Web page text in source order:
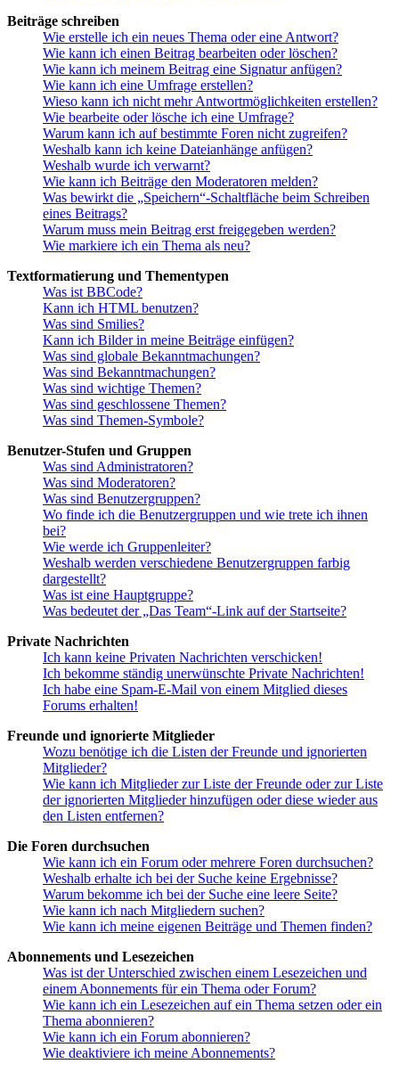
Beiträge schreiben
Wie erstelle ich ein neues Thema oder eine Antwort?
Wie kann ich einen Beitrag bearbeiten oder löschen?
Wie kann ich meinem Beitrag eine Signatur anfügen?
Wie kann ich eine Umfrage erstellen?
Wieso kann ich nicht mehr Antwortmöglichkeiten erstellen?
Wie bearbeite oder lösche ich eine Umfrage?
Warum kann ich auf bestimmte Foren nicht zugreifen?
Weshalb kann ich keine Dateianhänge anfügen?
Weshalb wurde ich verwarnt?
Wie kann ich Beiträge den Moderatoren melden?
Was bewirkt die „Speichern“-Schaltfläche beim Schreiben
eines Beitrags?
Warum muss mein Beitrag erst freigegeben werden?
Wie markiere ich ein Thema als neu?
Textformatierung und Thementypen
Was ist BBCode?
Kann ich HTML benutzen?
Was sind Smilies?
Kann ich Bilder in meine Beiträge einfügen?
Was sind globale Bekanntmachungen?
Was sind Bekanntmachungen?
Was sind wichtige Themen?
Was sind geschlossene Themen?
Was sind Themen-Symbole?
Benutzer-Stufen und Gruppen
Was sind Administratoren?
Was sind Moderatoren?
Was sind Benutzergruppen?
Wo finde ich die Benutzergruppen und wie trete ich ihnen
bei?
Wie werde ich Gruppenleiter?
Weshalb werden verschiedene Benutzergruppen farbig
dargestellt?
Was ist eine Hauptgruppe?
Was bedeutet der „Das Team“-Link auf der Startseite?
Private Nachrichten
Ich kann keine Privaten Nachrichten verschicken!
Ich bekomme ständig unerwünschte Private Nachrichten!
Ich habe eine Spam-E-Mail von einem Mitglied dieses
Forums erhalten!
Freunde und ignorierte Mitglieder
Wozu benötige ich die Listen der Freunde und ignorierten
Mitglieder?
Wie kann ich Mitglieder zur Liste der Freunde oder zur Liste
der ignorierten Mitglieder hinzufügen oder diese wieder aus
den Listen entfernen?
Die Foren durchsuchen
Wie kann ich ein Forum oder mehrere Foren durchsuchen?
Weshalb erhalte ich bei der Suche keine Ergebnisse?
Warum bekomme ich bei der Suche eine leere Seite?
Wie kann ich nach Mitgliedern suchen?
Wie kann ich meine eigenen Beiträge und Themen finden?
Abonnements und Lesezeichen
Was ist der Unterschied zwischen einem Lesezeichen und
einem Abonnements für ein Thema oder Forum?
Wie kann ich ein Lesezeichen auf ein Thema setzen oder ein
Thema abonnieren?
Wie kann ich ein Forum abonnieren?
Wie deaktiviere ich meine Abonnements?